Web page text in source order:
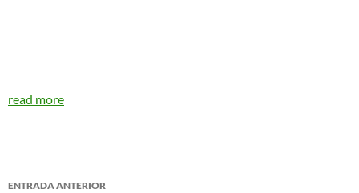
read more
Navegador
ENTRADA ANTERIOR